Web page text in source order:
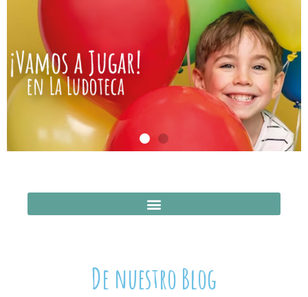
De nuestro Blog